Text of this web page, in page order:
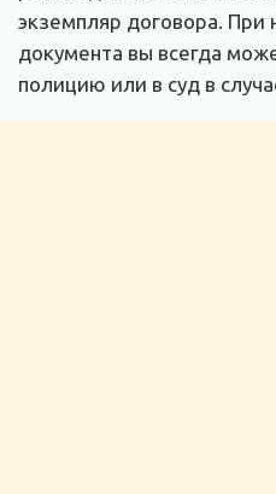
экземпляр договора. При
документа вы всегда
полицию или в суд в